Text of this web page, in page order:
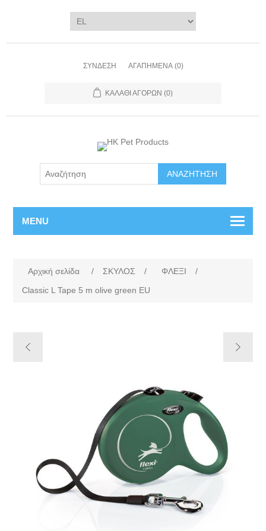
ΣΎΝΔΕΣΗ ΑΓΑΠΗΜΈΝΑ (0)
ΚΑΛΆΘΙ ΑΓΟΡΏΝ (0)
ΑΝΑΖΉΤΗΣΗ
MENU
Αρχική σελίδα / ΣΚΥΛΟΣ / ΦΛΕΞΙ
/
Classic L Tape 5 m olive green EU